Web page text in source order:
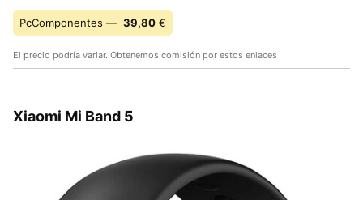
PcComponentes — 39,80 €
El precio podría variar. Obtenemos comisión por estos enlaces
Xiaomi Mi Band 5